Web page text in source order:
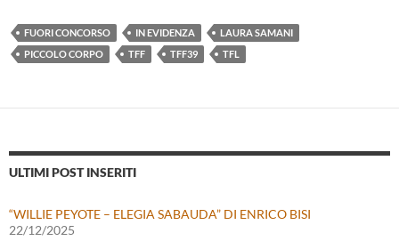
FUORI CONCORSO IN EVIDENZA
LAURA SAMANI
PICCOLO CORPO
TFF TFF39 TFL
ULTIMI POST INSERITI
“WILLIE PEYOTE – ELEGIA SABAUDA” DI ENRICO BISI
22/12/2025